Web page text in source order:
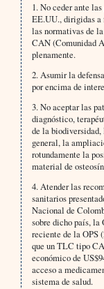
1. No ceder ante
EE.UU., dirigidas
las normativas de
CAN (Comunidad
plenamente.
2. Asumir la
por encima de
3. No aceptar las
diagnóstico,
de la
general, la
rotundamente la
material de
4. Atender las
sanitarios
Nacional de
sobre dicho país, la
reciente de la OPS
que un TLC tipo
económico de
acceso a
sistema de salud.